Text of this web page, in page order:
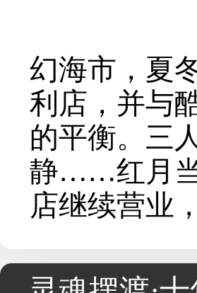
幻海市，夏
利店，并与
的平衡。三
静……红月当
店继续营业